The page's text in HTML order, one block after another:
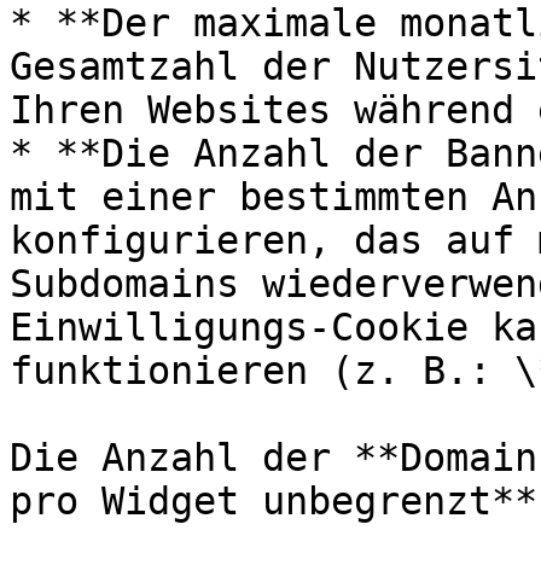
* **Der maximale
Gesamtzahl der
Ihren Websites
* **Die Anzahl der
mit einer bestimmten
konfigurieren, das auf
Subdomains
Einwilligungs-Cookie
funktionieren (z. B.:
Die Anzahl der
pro Widget